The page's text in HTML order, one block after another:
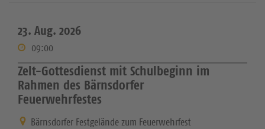
23. Aug. 2026
09:00
Zelt-Gottesdienst mit Schulbeginn im
Rahmen des Bärnsdorfer
Feuerwehrfestes
Bärnsdorfer Festgelände zum Feuerwehrfest